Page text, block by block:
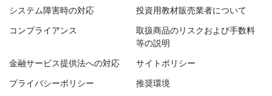
システム障害時の対応 投資用教材販売業者について
コンプライアンス
取扱商品のリスクおよび手数料
等の説明
金融サービス提供法への対応 サイトポリシー
プライバシーポリシー 推奨環境